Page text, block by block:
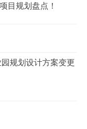
目规划盘点！
规划设计方案变更